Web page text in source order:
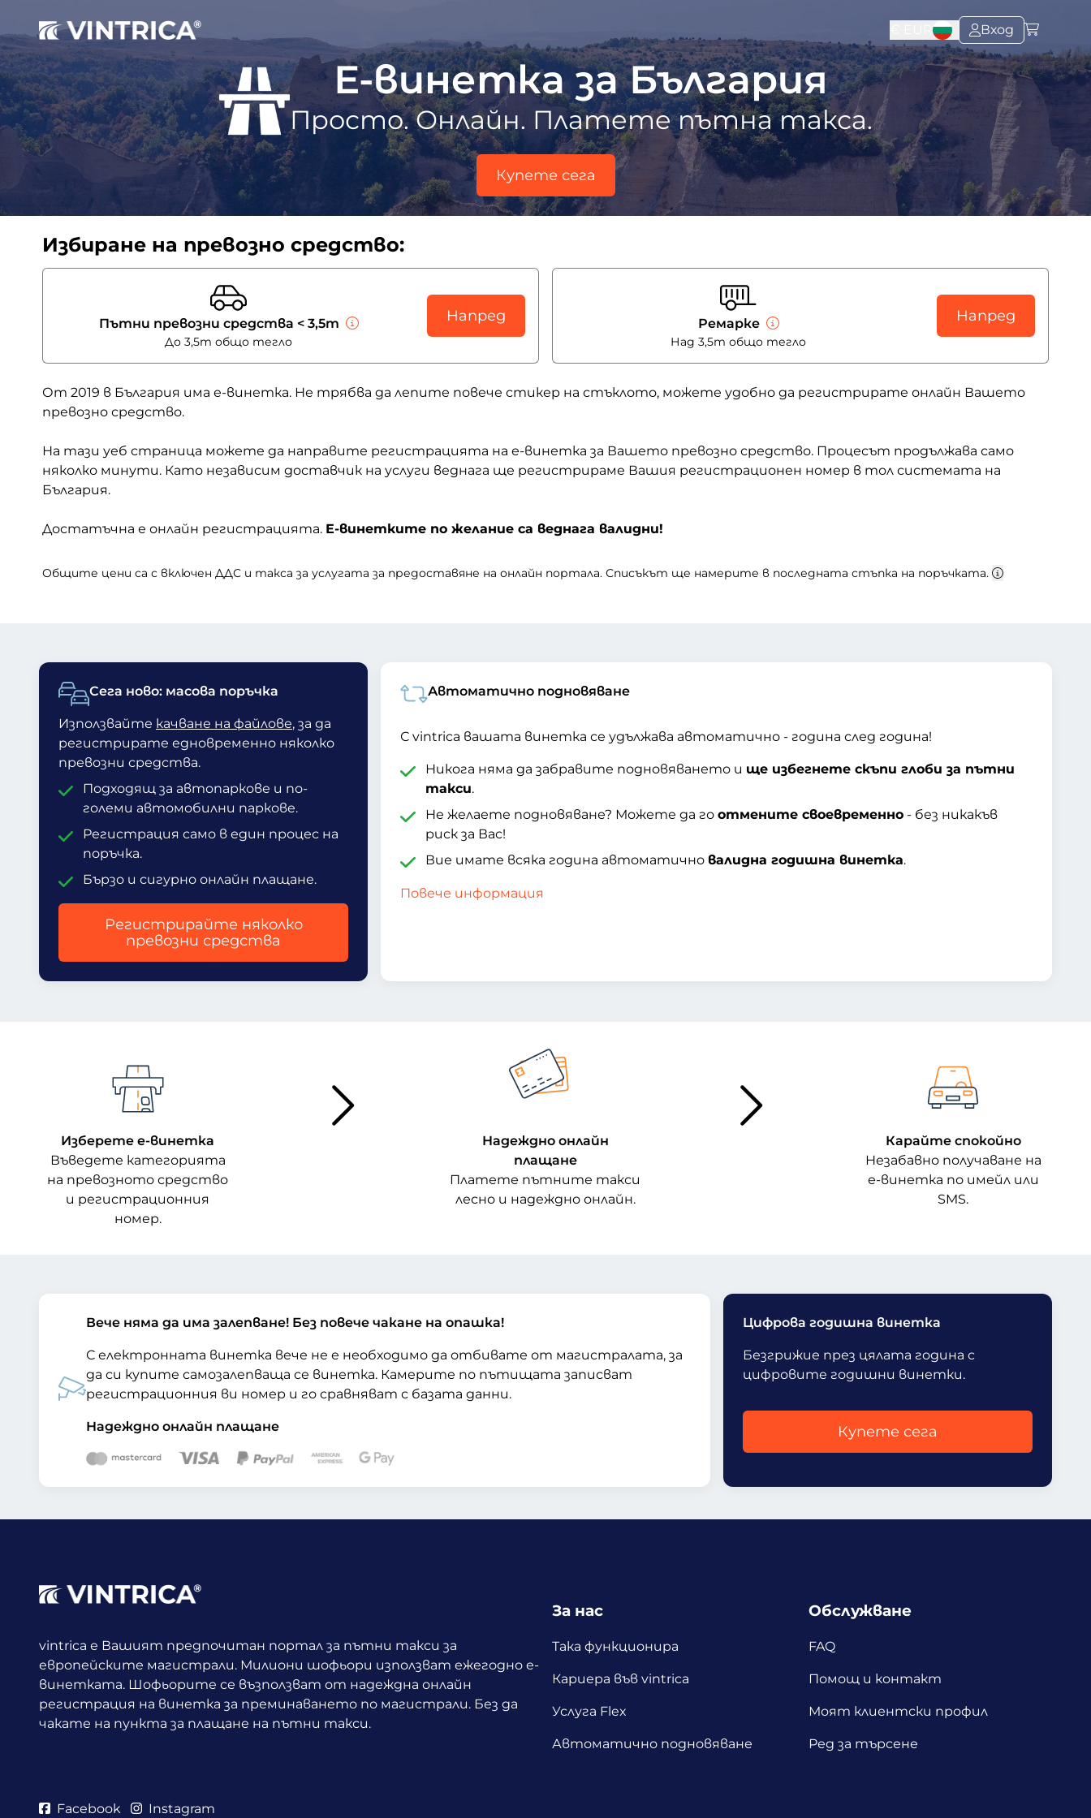
Вход
Е-винетка за България
Просто. Онлайн. Платете пътна такса.
Купете сега
От 2019 в България има е-винетка. Не трябва да лепите повече стикер на стъклото, можете удобно да регистрирате онлайн Вашето
превозно средство.
На тази уеб страница можете да направите регистрацията на е-винетка за Вашето превозно средство. Процесът продължава само
няколко минути. Като независим доставчик на услуги веднага ще регистрираме Вашия регистрационен номер в тол системата на
България.
Достатъчна е онлайн регистрацията. Е-винетките по желание са веднага валидни!
Общите цени са с включен ДДС и такса за услугата за предоставяне на онлайн портала. Списъкът ще намерите в последната стъпка на поръчката.
Избиране на превозно средство:
Пътни превозни средства < 3,5т
До 3,5т общо тегло
Напред Ремарке
Над 3,5т общо тегло
Напред
Сега ново: масова поръчка
Използвайте качване на файлове, за да
регистрирате едновременно няколко
превозни средства.
Подходящ за автопаркове и по-
големи автомобилни паркове.
Регистрация само в един процес на
поръчка.
Бързо и сигурно онлайн плащане.
Регистрирайте няколко
превозни средства
Автоматично подновяване
С vintrica вашата винетка се удължава автоматично - година след година!
Никога няма да забравите подновяването и ще избегнете скъпи глоби за пътни
такси.
Не желаете подновяване? Можете да го отмените своевременно- без никакъв
риск за Вас!
Вие имате всяка година автоматично валидна годишна винетка.
Повече информация
Изберете е-винетка
Въведете категорията
на превозното средство
и регистрационния
номер.
Надеждно онлайн
плащане
Платете пътните такси
лесно и надеждно онлайн.
Карайте спокойно
Незабавно получаване на
е-винетка по имейл или
SMS.
Вече няма да има залепване! Без повече чакане на опашка!
С електронната винетка вече не е необходимо да отбивате от магистралата, за
да си купите самозалепваща се винетка. Камерите по пътищата записват
регистрационния ви номер и го сравняват с базата данни.
Надеждно онлайн плащане
Цифрова годишна винетка
Безгрижие през цялата година с
цифровите годишни винетки.
Купете сега
vintrica е Вашият предпочитан портал за пътни такси за
европейските магистрали. Милиони шофьори използват ежегодно е-
винетката. Шофьорите се възползват от надеждна онлайн
регистрация на винетка за преминаването по магистрали. Без да
чакате на пункта за плащане на пътни такси.
За нас
Така функционира
Кариера във vintrica
Услуга Flex
Автоматично подновяване
Обслужване
FAQ
Помощ и контакт
Моят клиентски профил
Ред за търсене
Facebook Instagram